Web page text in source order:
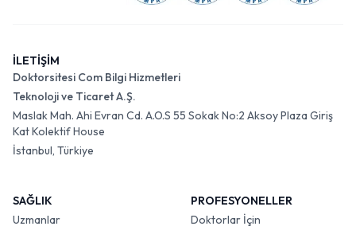
İLETİŞİM
Doktorsitesi Com Bilgi Hizmetleri
Teknoloji ve Ticaret A.Ş.
Maslak Mah. Ahi Evran Cd. A.O.S 55 Sokak No:2 Aksoy Plaza Giriş
Kat Kolektif House
İstanbul, Türkiye
SAĞLIK
Uzmanlar
PROFESYONELLER
Doktorlar İçin